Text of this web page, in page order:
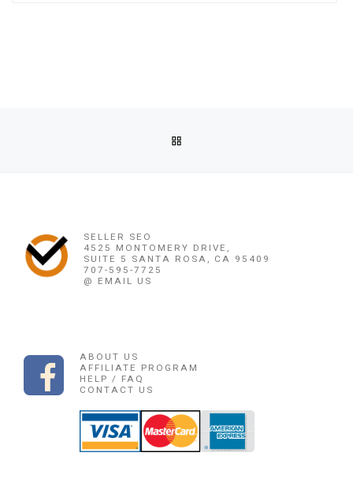
SELLER SEO
4525 MONTOMERY DRIVE,
SUITE 5 SANTA ROSA, CA 95409
707-595-7725
@ EMAIL US
ABOUT US
AFFILIATE PROGRAM
HELP / FAQ
CONTACT US